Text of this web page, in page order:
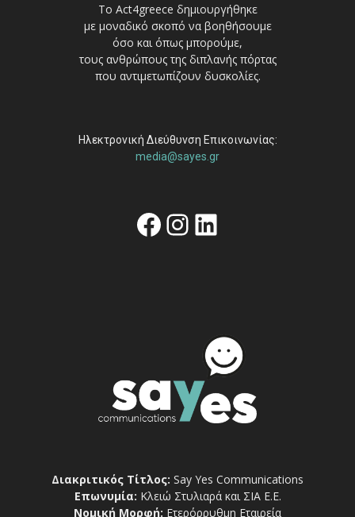
Το Act4greece δημιουργήθηκε
με μοναδικό σκοπό να βοηθήσουμε
όσο και όπως μπορούμε,
τους ανθρώπους της διπλανής πόρτας
που αντιμετωπίζουν δυσκολίες.
Ηλεκτρονική Διεύθυνση Επικοινωνίας:
media@sayes.gr
Facebook
Instagram
Linkedin
Διακριτικός Τίτλος: Say Yes Communications
Επωνυμία: Κλειώ Στυλιαρά και ΣΙΑ Ε.Ε.
Νομική Μορφή: Ετερόρρυθμη Εταιρεία